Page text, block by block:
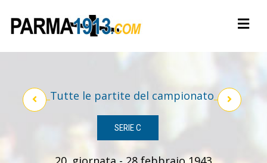
Tutte le partite del campionato
SERIE C